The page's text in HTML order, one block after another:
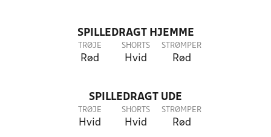
SPILLEDRAGT HJEMME
TRØJE
Rød
SHORTS
Hvid
STRØMPER
Rød
SPILLEDRAGT UDE
TRØJE
Hvid
SHORTS
Hvid
STRØMPER
Rød